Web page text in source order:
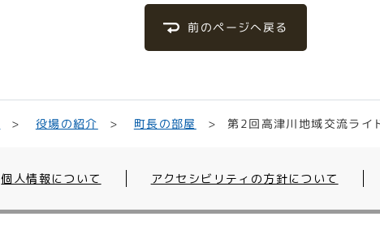
前のページへ戻る
役場の紹介 町長の部屋 第2回高津川地域交流ライ
個人情報について アクセシビリティの方針について